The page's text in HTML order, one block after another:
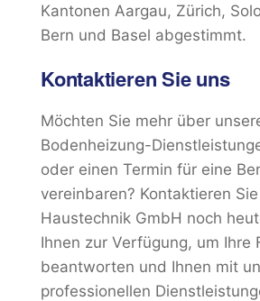
Kantonen Aargau, Zürich,
Bern und Basel abgestimmt.
Kontaktieren Sie uns
Möchten Sie mehr über
Bodenheizung-
oder einen Termin für eine
vereinbaren? Kontaktieren
Haustechnik GmbH noch
Ihnen zur Verfügung, um Ihre
beantworten und Ihnen mit
professionellen